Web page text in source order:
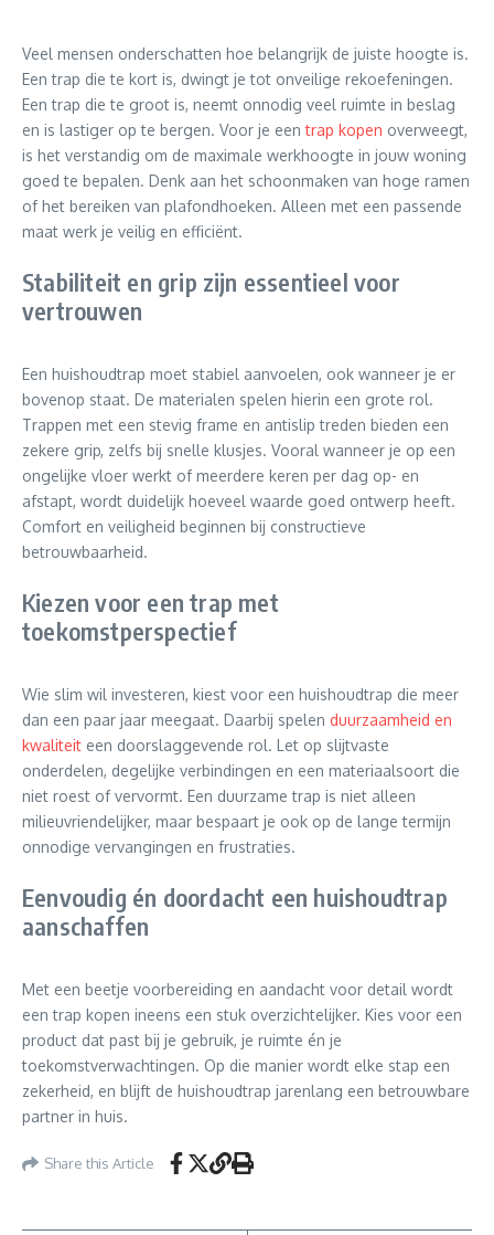
Veel mensen onderschatten hoe belangrijk de juiste hoogte is.
Een trap die te kort is, dwingt je tot onveilige rekoefeningen.
Een trap die te groot is, neemt onnodig veel ruimte in beslag
en is lastiger op te bergen. Voor je eentrap kopen overweegt,
is het verstandig om de maximale werkhoogte in jouw woning
goed te bepalen. Denk aan het schoonmaken van hoge ramen
of het bereiken van plafondhoeken. Alleen met een passende
maat werk je veilig en efficiënt.
Stabiliteit en grip zijn essentieel voor
vertrouwen
Een huishoudtrap moet stabiel aanvoelen, ook wanneer je er
bovenop staat. De materialen spelen hierin een grote rol.
Trappen met een stevig frame en antislip treden bieden een
zekere grip, zelfs bij snelle klusjes. Vooral wanneer je op een
ongelijke vloer werkt of meerdere keren per dag op- en
afstapt, wordt duidelijk hoeveel waarde goed ontwerp heeft.
Comfort en veiligheid beginnen bij constructieve
betrouwbaarheid.
Kiezen voor een trap met
toekomstperspectief
Wie slim wil investeren, kiest voor een huishoudtrap die meer
dan een paar jaar meegaat. Daarbij spelen duurzaamheid en
kwaliteit een doorslaggevende rol. Let op slijtvaste
onderdelen, degelijke verbindingen en een materiaalsoort die
niet roest of vervormt. Een duurzame trap is niet alleen
milieuvriendelijker, maar bespaart je ook op de lange termijn
onnodige vervangingen en frustraties.
Eenvoudig én doordacht een huishoudtrap
aanschaffen
Met een beetje voorbereiding en aandacht voor detail wordt
een trap kopen ineens een stuk overzichtelijker. Kies voor een
product dat past bij je gebruik, je ruimte én je
toekomstverwachtingen. Op die manier wordt elke stap een
zekerheid, en blijft de huishoudtrap jarenlang een betrouwbare
partner in huis.
Share this Article